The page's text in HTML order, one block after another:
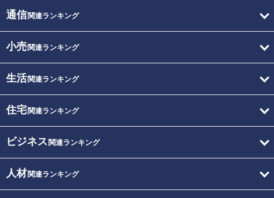
通信関連ランキング
小売関連ランキング
生活関連ランキング
住宅関連ランキング
ビジネス 関連ランキング
人材関連ランキング